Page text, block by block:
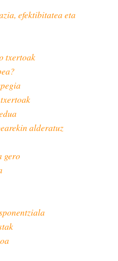
efektibitatea eta
txertoak
alderatuz
gero